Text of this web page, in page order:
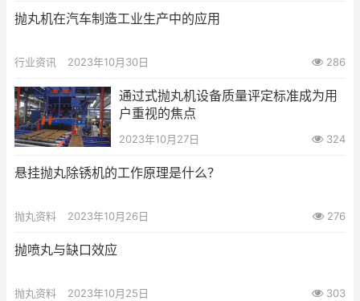
抛丸机在汽车制造工业生产中的应用
行业资讯 2023年10月30日 286
通过式抛丸机设备质量评定标准成为用
户重视的焦点
2023年10月27日 324
悬挂抛丸除锈机的工作原理是什么？
抛丸资料 2023年10月26日 276
抛喷丸与缺口效应
抛丸资料 2023年10月25日 303